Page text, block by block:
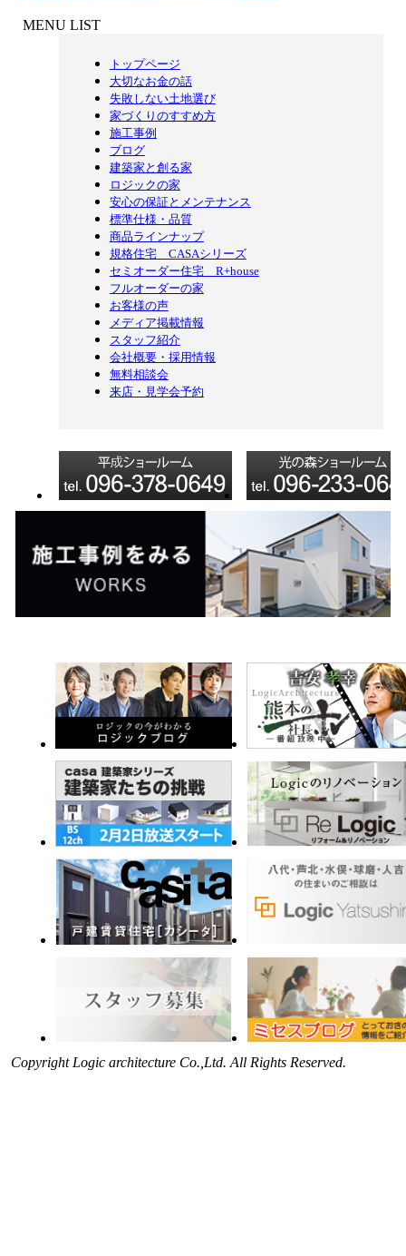
MENU LIST
トップページ
大切なお金の話
失敗しない土地選び
家づくりのすすめ方
施工事例
ブログ
建築家と創る家
ロジックの家
安心の保証とメンテナンス
標準仕様・品質
商品ラインナップ
規格住宅 CASAシリーズ
セミオーダー住宅 R+house
フルオーダーの家
お客様の声
メディア掲載情報
スタッフ紹介
会社概要・採用情報
無料相談会
来店・見学会予約
Copyright Logic architecture Co.,Ltd. All Rights Reserved.